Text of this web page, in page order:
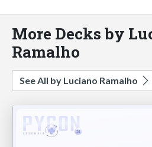
More Decks by
Ramalho
See All by Luciano Ramalho